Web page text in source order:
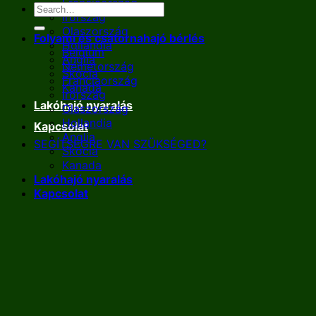
Franciaország
Írország
Olaszország
Hollandia
Anglia
Skócia
Kanada
Lakóhajó nyaralás
Kapcsolat
SEGÍTSÉGRE VAN SZÜKSÉGED?
Folyami és csatornahajó bérlés
Belgium
Németország
Franciaország
Írország
Olaszország
Hollandia
Anglia
Skócia
Kanada
Lakóhajó nyaralás
Kapcsolat